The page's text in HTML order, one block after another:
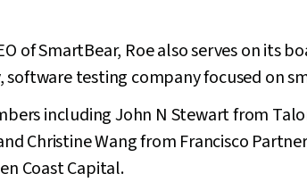
of SmartBear, Roe also serves on its
software testing company focused on
including John N Stewart from
Christine Wang from Francisco
Coast Capital.